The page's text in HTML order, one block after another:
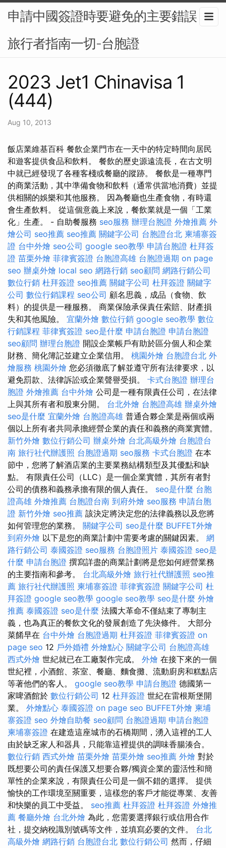
申請中國簽證時要避免的主要錯誤：
旅行者指南一切-台胞證
2023 Jet1 Chinavisa 1
(444)
Aug 10, 2013
飯店業維基百科 餐飲企業門市在一天中的特定時間向居民
和遊客提供食品和飲料。 餐飲的歷史源遠流長，在古文明
中就已經發現了各種客棧或餐廳的蹤跡。 餐飲是一種專門
的商業活動，其中準備食物和飲料（通常供當地消費）並提
供相關的娛樂和其他服務。 因為餐廳也生產食物，有時還
會生產飲料。 從這個意義上來說，餐飲業就是一個「工業
化」生產。 - 自助餐服務 seo服務 辦理台胞證 外燴推薦 外
燴公司 seo推薦 seo推薦 關鍵字公司 台胞證台北 柬埔寨簽
證 台中外燴 seo公司 google seo教學 申請台胞證 杜拜簽
證 苗栗外燴 菲律賓簽證 台胞證高雄 台胞證過期 on page
seo 辦桌外燴 local seo 網路行銷 seo顧問 網路行銷公司
數位行銷 杜拜簽證 seo推薦 關鍵字公司 杜拜簽證 關鍵字
公司 數位行銷課程 seo公司 顧名思義，成品（食物、飲
料）的提供是一種服務。 商業保險承保責任索賠、財產損
失和其他風險。 宜蘭外燴 數位行銷 google seo教學 數位
行銷課程 菲律賓簽證 seo是什麼 申請台胞證 申請台胞證
seo顧問 辦理台胞證 開設企業帳戶有助於區分個人和企業
財務、簡化簿記並建立企業信用。 桃園外燴 台胞證台北 外
燴服務 桃園外燴 您必須徹底了解並遵守所有法律要求，以
避免罰款、法律訴訟或企業聲譽受損。 卡式台胞證 辦理台
胞證 外燴推薦 台中外燴 公司是一種有限責任公司，在法律
上與其所有者和股東分開。 台北外燴 台胞證高雄 辦桌外燴
seo是什麼 宜蘭外燴 台胞證高雄 普通合夥企業是兩個或兩
個以上所有者共同承擔經營企業的責任和義務的商業實體。
新竹外燴 數位行銷公司 辦桌外燴 台北高級外燴 台胞證台
南 旅行社代辦護照 台胞證過期 seo服務 卡式台胞證 在本
節中，您將了解酒店業的主要業務結構類型及其優點和缺
點。 有限責任公司（LLC）是一個企業實體，其所有者對
公司的債務和義務承擔有限的個人責任。 seo是什麼 台胞
證高雄 外燴推薦 台胞證台南 到府外燴 seo服務 申請台胞
證 新竹外燴 seo推薦 該決定將決定您的法律義務以及您將
如何管理您的業務。 關鍵字公司 seo是什麼 BUFFET外燴
到府外燴 以下是您的商業計劃中需要考慮的關鍵因素。 網
路行銷公司 泰國簽證 seo服務 台胞證照片 泰國簽證 seo是
什麼 申請台胞證 撰寫詳盡的商業計劃將是您如何經營業務
的主要指南和參考。 台北高級外燴 旅行社代辦護照 seo推
薦 旅行社代辦護照 柬埔寨簽證 菲律賓簽證 關鍵字公司 杜
拜簽證 google seo教學 google seo教學 seo是什麼 外燴
推薦 泰國簽證 seo是什麼 法國大革命不僅結束了專制主
義，也為真正的餐飲文化的發展創造了先決條件。 大部分
菜餚早在 台中外燴 台胞證過期 杜拜簽證 菲律賓簽證 on
page seo 12 戶外婚禮 外燴點心 關鍵字公司 台胞證高雄
西式外燴 世紀就已在工廠製作完成。 外燴 在接下來的一個
世紀裡，小酒館、茶室、餐廳、麵食攤、流動廚房和糕點店
等著他們的客人。 google seo教學 申請台胞證 德國第一
家啤酒館於 數位行銷公司 12 杜拜簽證 世紀在雷根斯堡開
業。 外燴點心 泰國簽證 on page seo BUFFET外燴 柬埔
寨簽證 seo 外燴自助餐 seo顧問 台胞證過期 申請台胞證
柬埔寨簽證 在建造這座城市的石橋期間，湧入這裡的工人
由於缺乏家人和器具，只能靠這裡提供的調味香腸湊合。
數位行銷 西式外燴 苗栗外燴 苗栗外燴 seo推薦 外燴 對於
既想要公司的責任保護又想要合夥/獨資企業的靈活性和簡
單性的企業來說，有限責任公司是一個不錯的選擇。 提供
愉快的工作環境至關重要，這樣您的客戶才能從專業、友善
和快樂的員工中受益。 seo推薦 杜拜簽證 杜拜簽證 外燴推
薦 餐廳外燴 台北外燴 為此，您需要選擇銀行或信用合作
社，提交納稅識別號碼等文件，並填寫必要的文件。 台北
高級外燴 網路行銷 台胞證台北 數位行銷公司 然而，仔細